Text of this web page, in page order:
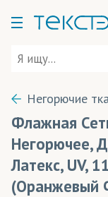
Негорючие
Флажная
Негорючее,
Латекс, UV,
(Оранжевый